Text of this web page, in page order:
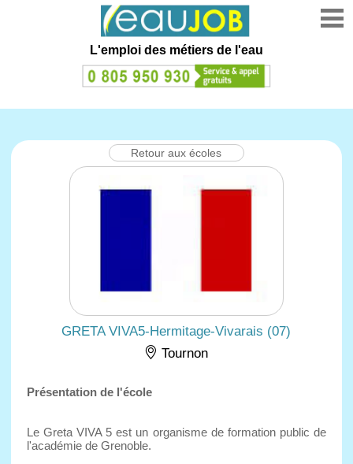
L'emploi des métiers de l'eau
Retour aux écoles
GRETA VIVA5-Hermitage-Vivarais (07)
Tournon
Présentation de l'école
Le Greta VIVA 5 est un organisme de formation public de
l'académie de Grenoble.